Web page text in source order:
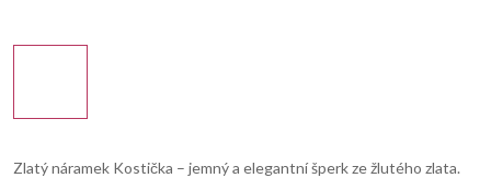
Zlatý náramek Kostička – jemný a elegantní šperk ze žlutého zlata.